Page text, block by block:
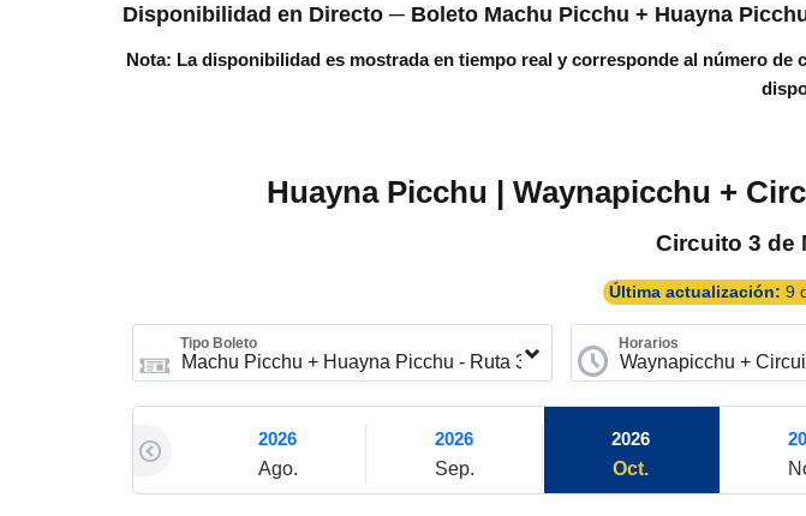
Disponibilidad en Directo ─ Boleto Machu Picchu + Huayna
Nota: La disponibilidad es mostrada en tiempo real y corresponde al número de
Huayna Picchu | Waynapicchu +
Circuito 3 de
Última actualización: 9
Tipo Boleto Horarios
2026
Ago.
2026
Sep.
2026
Oct.